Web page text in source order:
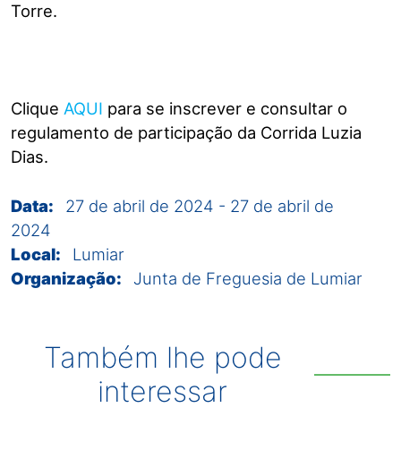
Torre.
Clique AQUI para se inscrever e consultar o
regulamento de participação da Corrida Luzia
Dias.
Data: 27 de abril de 2024 - 27 de abril de
2024
Local:
Lumiar
Organização:
Junta de Freguesia de Lumiar
Também lhe pode
interessar